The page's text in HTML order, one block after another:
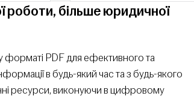
роботи, більше юридичної
форматі PDF для ефективного та
в будь-який час та з будь-якого
ресурси, виконуючи в цифровому